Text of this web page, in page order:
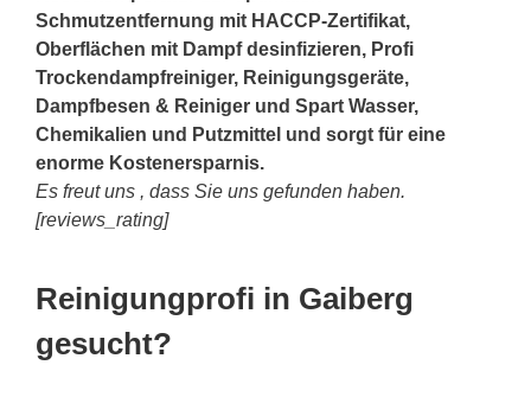
Schmutzentfernung mit HACCP-Zertifikat,
Oberflächen mit Dampf desinfizieren, Profi
Trockendampfreiniger, Reinigungsgeräte,
Dampfbesen & Reiniger und Spart Wasser,
Chemikalien und Putzmittel und sorgt für eine
enorme Kostenersparnis.
Es freut uns , dass Sie uns gefunden haben.
[reviews_rating]
Reinigungprofi in Gaiberg
gesucht?